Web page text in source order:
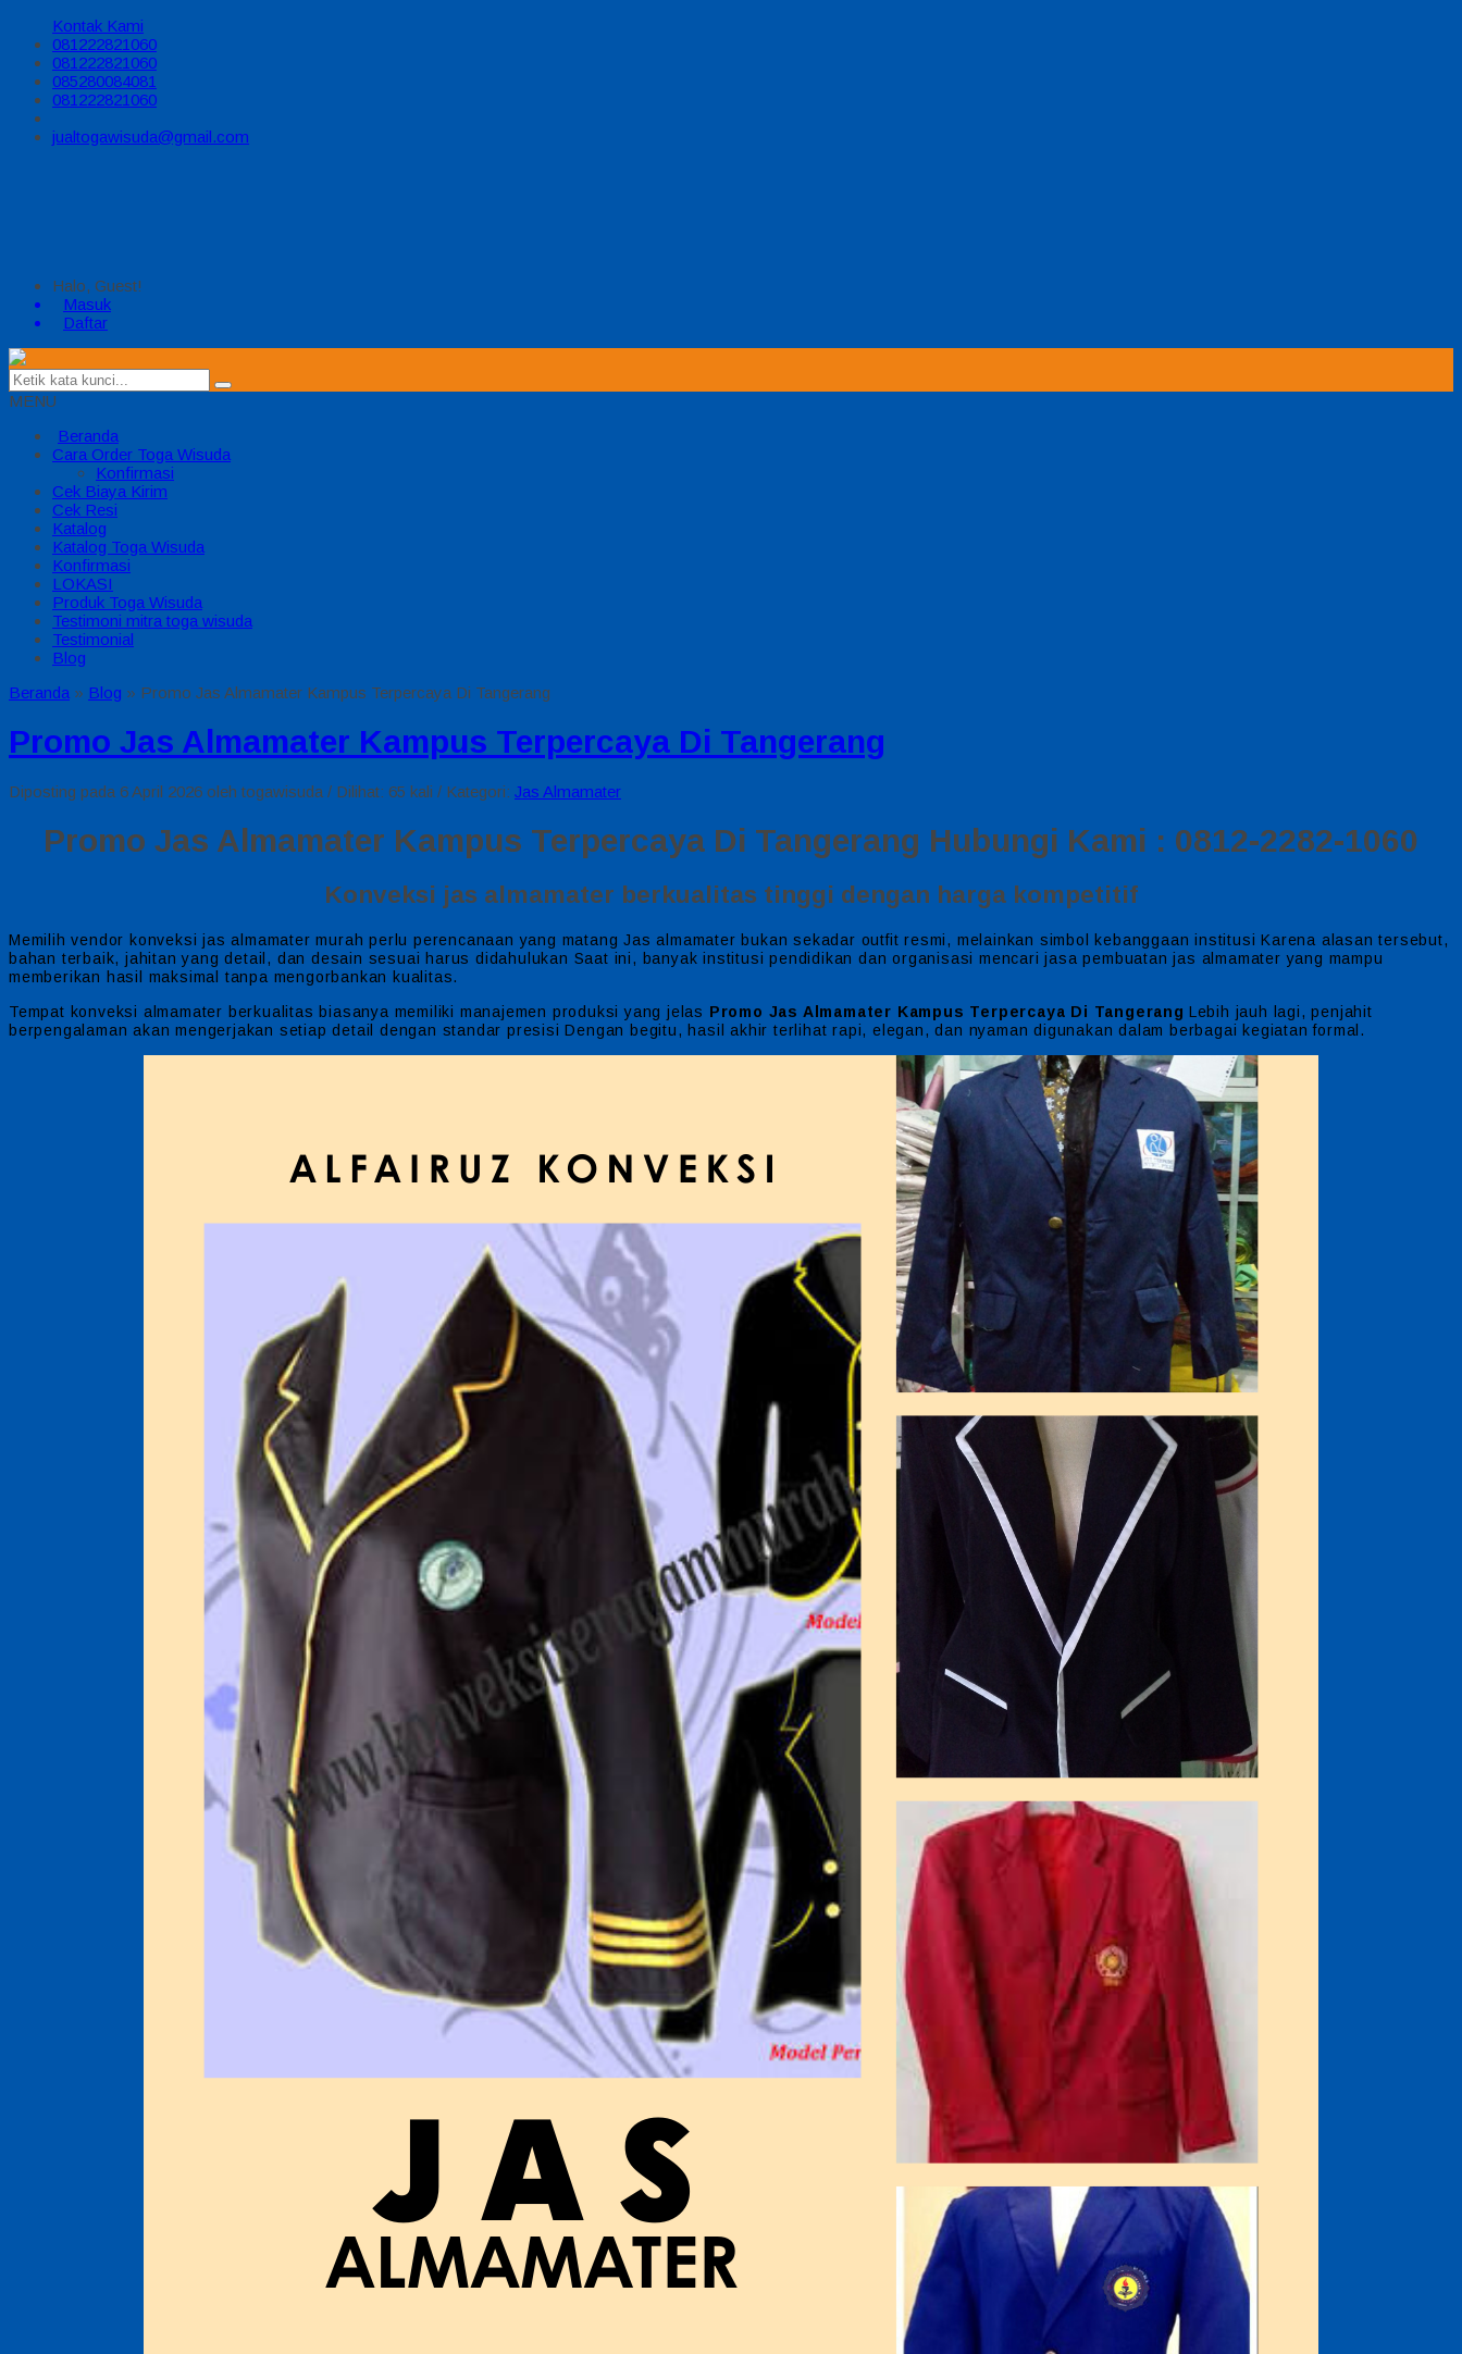
Kontak Kami
081222821060
081222821060
085280084081
081222821060
jualtogawisuda@gmail.com
Halo, Guest!
Masuk
Daftar
MENU
Beranda
Cara Order Toga Wisuda
Konfirmasi
Cek Biaya Kirim
Cek Resi
Katalog
Katalog Toga Wisuda
Konfirmasi
LOKASI
Produk Toga Wisuda
Testimoni mitra toga wisuda
Testimonial
Blog
Beranda » Blog » Promo Jas Almamater Kampus Terpercaya Di Tangerang
Promo Jas Almamater Kampus Terpercaya Di Tangerang
Diposting pada 6 April 2026 oleh togawisuda / Dilihat: 65 kali / Kategori: Jas Almamater
Promo Jas Almamater Kampus Terpercaya Di Tangerang Hubungi Kami : 0812-2282-1060
Konveksi jas almamater berkualitas tinggi dengan harga kompetitif
Memilih vendor konveksi jas almamater murah perlu perencanaan yang matang Jas almamater bukan sekadar outfit resmi, melainkan simbol kebanggaan institusi Karena alasan tersebut,
bahan terbaik, jahitan yang detail, dan desain sesuai harus didahulukan Saat ini, banyak institusi pendidikan dan organisasi mencari jasa pembuatan jas almamater yang mampu
memberikan hasil maksimal tanpa mengorbankan kualitas.
Tempat konveksi almamater berkualitas biasanya memiliki manajemen produksi yang jelas Promo Jas Almamater Kampus Terpercaya Di Tangerang Lebih jauh lagi, penjahit
berpengalaman akan mengerjakan setiap detail dengan standar presisi Dengan begitu, hasil akhir terlihat rapi, elegan, dan nyaman digunakan dalam berbagai kegiatan formal.